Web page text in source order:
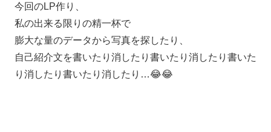
今回のLP作り、
私の出来る限りの精一杯で
膨大な量のデータから写真を探したり、
自己紹介文を書いたり消したり書いたり消したり書いた
り消したり書いたり消したり…😂😂